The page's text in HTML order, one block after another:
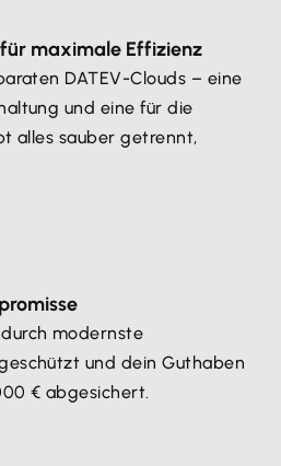
maximale Effizienz
DATEV-Clouds – eine
und eine für die
alles sauber getrennt,
modernste
und dein Guthaben
€ abgesichert.